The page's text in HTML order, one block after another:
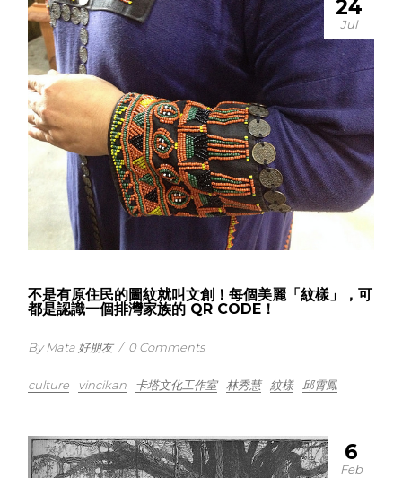
24
Jul
不是有原住民的圖紋就叫文創！每個美麗「紋樣」，可
都是認識一個排灣家族的 QR CODE！
By Mata 好朋友 / 0 Comments
culture vincikan 卡塔文化工作室 林秀慧 紋樣 邱霄鳳
6
Feb